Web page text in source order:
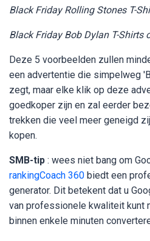
Black Friday Rolling Stones T-
Black Friday Bob Dylan T-Shirts
Deze 5 voorbeelden zullen
een advertentie die simpelweg
zegt, maar elke klik op deze
goedkoper zijn en zal eerder
trekken die veel meer geneigd
kopen.
SMB-tip : wees niet bang om
rankingCoach 360 biedt een
generator. Dit betekent dat u
van professionele kwaliteit kunt
binnen enkele minuten